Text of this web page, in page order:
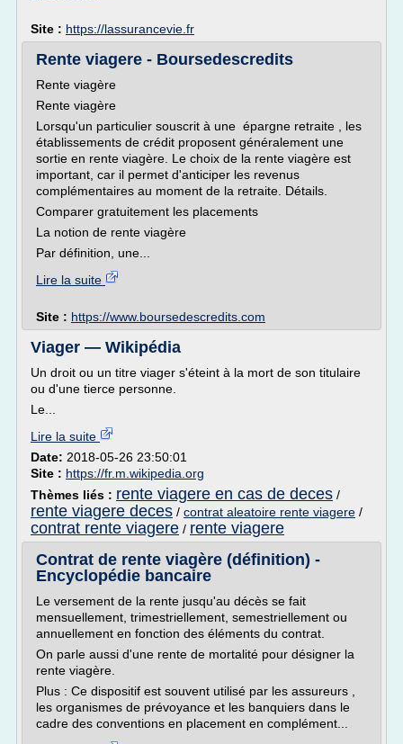
Site : https://lassurancevie.fr
Rente viagere - Boursedescredits
Rente viagère
Rente viagère
Lorsqu'un particulier souscrit à une épargne retraite , les
établissements de crédit proposent généralement une
sortie en rente viagère. Le choix de la rente viagère est
important, car il permet d'anticiper les revenus
complémentaires au moment de la retraite. Détails.
Comparer gratuitement les placements
La notion de rente viagère
Par définition, une...
Lire la suite
Site : https://www.boursedescredits.com
Viager — Wikipédia
Un droit ou un titre viager s'éteint à la mort de son titulaire
ou d'une tierce personne.
Le...
Lire la suite
Date: 2018-05-26 23:50:01
Site : https://fr.m.wikipedia.org
Thèmes liés : rente viagere en cas de deces /
rente viagere deces / contrat aleatoire rente viagere /
contrat rente viagere / rente viagere
Contrat de rente viagère (définition) -
Encyclopédie bancaire
Le versement de la rente jusqu'au décès se fait
mensuellement, trimestriellement, semestriellement ou
annuellement en fonction des éléments du contrat.
On parle aussi d'une rente de mortalité pour désigner la
rente viagère.
Plus : Ce dispositif est souvent utilisé par les assureurs ,
les organismes de prévoyance et les banquiers dans le
cadre des conventions en placement en complément...